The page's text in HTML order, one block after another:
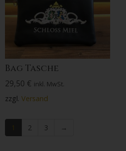
Bag Tasche
29,50 € inkl. MwSt.
zzgl. Versand
2 3 →